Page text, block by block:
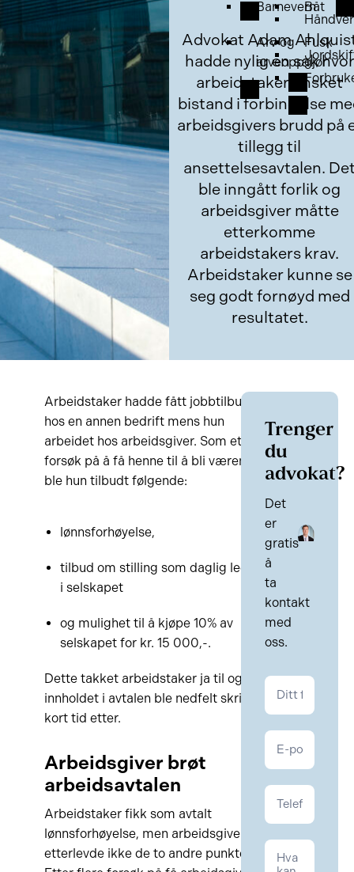
Barnevern
Arv og
arveoppgjør
Båt
Fusk
Advokat Adam
hadde nylig en sak hvor
arbeidstaker ønsket
bistand i forbindelse
arbeidsgivers brudd på
tillegg til
ansettelsesavtalen.
ble inngått forlik og
arbeidsgiver måtte
etterkomme
arbeidstakers krav.
Arbeidstaker kunne se
seg godt fornøyd med
resultatet.
Arbeidstaker hadde fått jobbtilbud
hos en annen bedrift mens hun
arbeidet hos arbeidsgiver. Som et
forsøk på å få henne til å bli værende
ble hun tilbudt følgende:
lønnsforhøyelse,
tilbud om stilling som daglig leder
i selskapet
og mulighet til å kjøpe 10% av
selskapet for kr. 15 000,-.
Dette takket arbeidstaker ja til og
innholdet i avtalen ble nedfelt skriftlig
kort tid etter.
Arbeidsgiver brøt
arbeidsavtalen
Arbeidstaker fikk som avtalt
lønnsforhøyelse, men arbeidsgiver
etterlevde ikke de to andre punktene.
Trenger
du
advokat?
Det
er
gratis
å
ta
kontakt
med
oss.
Kontakt